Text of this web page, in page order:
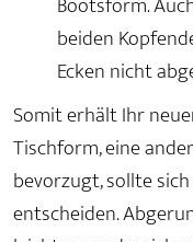
beiden
Ecken nicht
Somit erhält Ihr
Tischform, eine
bevorzugt, sollte
entscheiden.